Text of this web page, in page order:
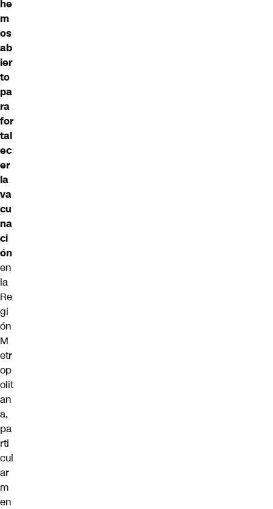
he
m
os
ab
ier
to
pa
ra
for
tal
ec
er
la
va
cu
na
ci
ón
en
la
Re
gi
ón
M
etr
op
olit
an
a,
pa
rti
cul
ar
m
en